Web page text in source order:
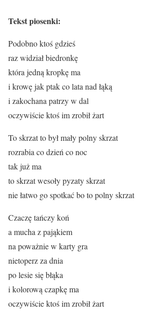
Tekst piosenki:
Podobno ktoś gdzieś
raz widział biedronkę
która jedną kropkę ma
i krowę jak ptak co lata nad łąką
i zakochana patrzy w dal
oczywiście ktoś im zrobił żart
To skrzat to był mały polny skrzat
rozrabia co dzień co noc
tak już ma
to skrzat wesoły pyzaty skrzat
nie łatwo go spotkać bo to polny skrzat
Czaczę tańczy koń
a mucha z pająkiem
na poważnie w karty gra
nietoperz za dnia
po lesie się błąka
i kolorową czapkę ma
oczywiście ktoś im zrobił żart